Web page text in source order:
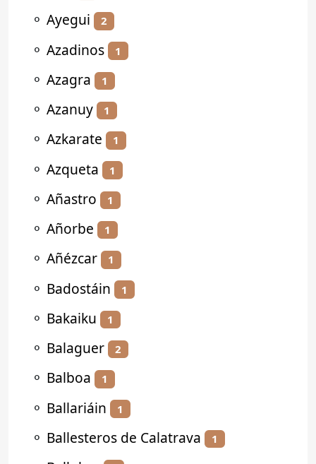
⚬ Ayegui 2
⚬ Azadinos 1
⚬ Azagra 1
⚬ Azanuy 1
⚬ Azkarate 1
⚬ Azqueta 1
⚬ Añastro 1
⚬ Añorbe 1
⚬ Añézcar 1
⚬ Badostáin 1
⚬ Bakaiku 1
⚬ Balaguer 2
⚬ Balboa 1
⚬ Ballariáin 1
⚬ Ballesteros de Calatrava 1